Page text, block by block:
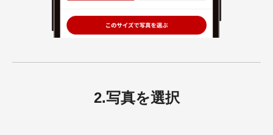
2.写真を選択